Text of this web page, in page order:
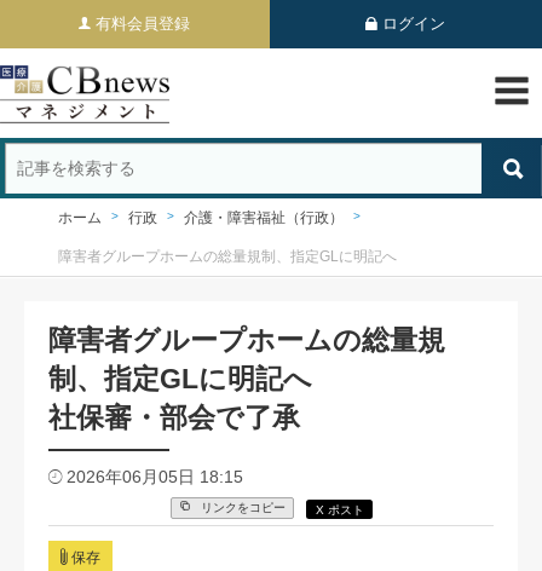
有料会員登録 ログイン
ホーム 行政 介護・障害福祉（行政）
障害者グループホームの総量規制、指定GLに明記へ
障害者グループホームの総量規
制、指定GLに明記へ
社保審・部会で了承
2026年06月05日 18:15
リンクをコピー X ポスト
保存